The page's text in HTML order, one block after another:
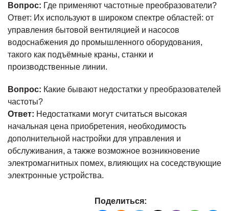
Вопрос: Где применяют частотные преобразователи?
Ответ: Их используют в широком спектре областей: от
управления бытовой вентиляцией и насосов
водоснабжения до промышленного оборудования,
такого как подъёмные краны, станки и
производственные линии.
Вопрос: Какие бывают недостатки у преобразователей
частоты?
Ответ: Недостатками могут считаться высокая
начальная цена приобретения, необходимость
дополнительной настройки для управления и
обслуживания, а также возможное возникновение
электромагнитных помех, влияющих на соседствующие
электронные устройства.
Поделиться: